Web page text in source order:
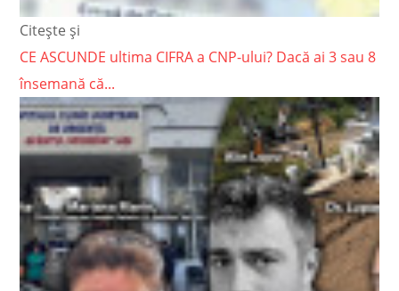
Citește și
CE ASCUNDE ultima CIFRA a CNP-ului? Dacă ai 3 sau 8
însemană că...